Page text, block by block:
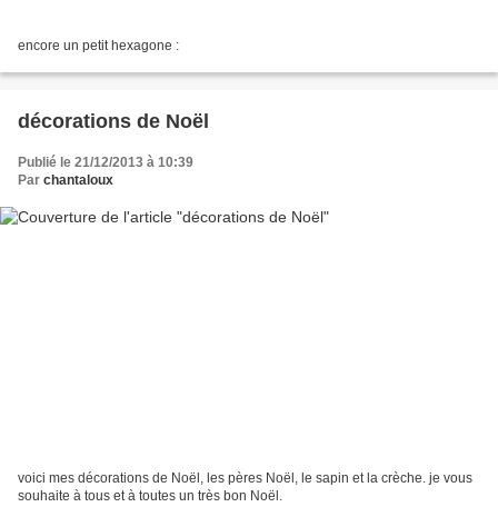
encore un petit hexagone :
décorations de Noël
Publié le 21/12/2013 à 10:39
Par chantaloux
voici mes décorations de Noël, les pères Noël, le sapin et la crèche. je vous
souhaite à tous et à toutes un très bon Noël.